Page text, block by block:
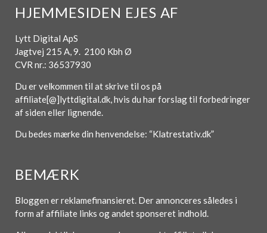
HJEMMESIDEN EJES AF
Lytt Digital ApS
Jagtvej 215 A, 9. 2100 Kbh Ø
CVR nr.: 36537930
Du er velkommen til at skrive til os på
affiliate[@]lyttdigital.dk, hvis du har forslag til forbedringer
af siden eller lignende.
Du bedes mærke din henvendelse: “Klatrestativ.dk”
BEMÆRK
Bloggen er reklamefinansieret. Der annonceres således i
form af affiliate links og andet sponseret indhold.